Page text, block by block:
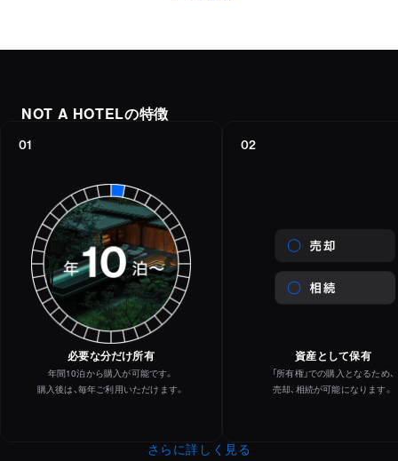
NOT A HOTELの特徴
01
必要な分だけ所有
年間10泊から購入が可能です。
購入後は、毎年ご利用いただけます。
02
資産として保有
「所有権」での購入となるため、
売却、相続が可能になります。
さらに詳しく見る